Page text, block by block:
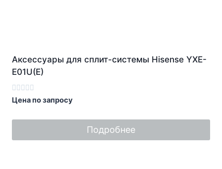
Аксессуары для сплит-системы Hisense YXE-
E01U(E)
Оценка
0
5
Цена по запросу
Подробнее